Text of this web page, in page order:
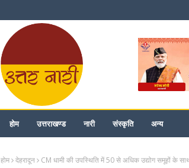
होम उत्तराखण्ड नारी संस्कृति अन्य
होम देहरादून CM धामी की उपस्थिति में 50 से अधिक उद्योग समूहों के